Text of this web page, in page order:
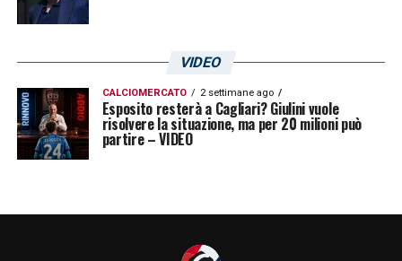
VIDEO
CALCIOMERCATO 2 settimane ago
Esposito resterà a Cagliari? Giulini vuole
risolvere la situazione, ma per 20 milioni può
partire – VIDEO